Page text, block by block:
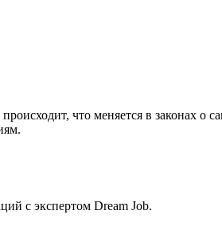
что меняется в законах о
с экспертом Dream Job.